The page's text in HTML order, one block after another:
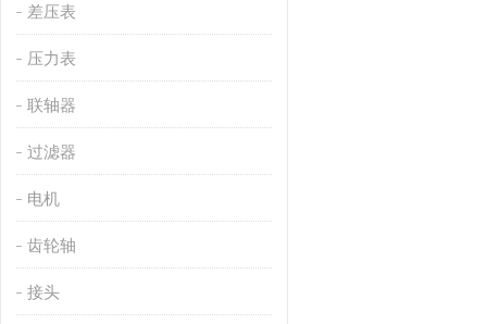
差压表
压力表
联轴器
过滤器
电机
齿轮轴
接头